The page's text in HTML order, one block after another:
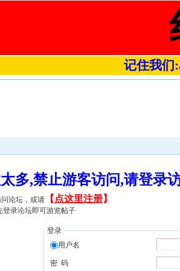
记住我们
太多,禁止游客访问,请登
论坛，或请 【 点这里注册】
登录论坛即可游览帖子
登录
用户名
密 码